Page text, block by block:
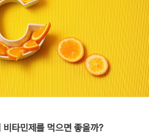
타민제를 먹으면 좋을까?